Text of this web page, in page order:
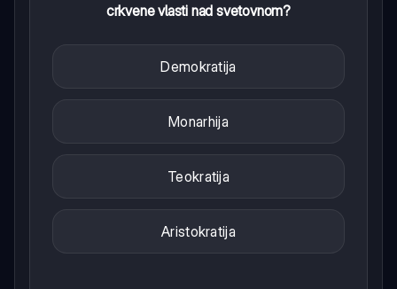
crkvene vlasti nad svetovnom?
Demokratija
Monarhija
Teokratija
Aristokratija